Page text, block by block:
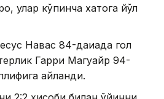
улар кўпинча хатога йўл
Навас 84-дақиқада гол
Гарри Магуайр 94-
айланди.